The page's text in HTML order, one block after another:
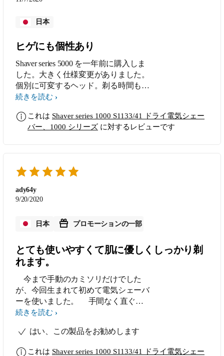
日本
ヒゲにも個性あり
Shaver series 5000 を一年前に購入しま
した。大きく仕様変更がありました。
個別に可変するヘッド。剃る時間も短
縮で剃りやすくなった。 しかし、私
局、従来の仕様であるこの製品を買い
直しました。 ヒゲを巻き込む事無く
う、パフォーマンスもだけど利便性を
うにしてほしい。旅行に便利なので。
続きを読む
これは Shaver series 1000 S1133/41 ドライ電気シェー
バー、1000 シリーズ に対するレビューです
ady64y
9/20/2020
日本 プロモーションの一部
とても使いやすくて肌に優しくしっかり剃
れます。
今まで手動のカミソリだけでした
が、今回生まれて初めて電気シェーバ
ーを使いました。 手間なく直ぐに
肌に当てるとフィットし、痛くなく優
細かい髭まで取れてサッパリしまし
続きを読む
はい、この製品をお勧めします
これは Shaver series 1000 S1133/41 ドライ電気シェー